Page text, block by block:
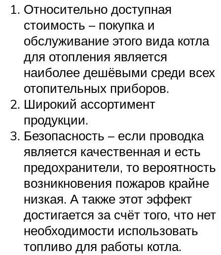
Относительно доступная
стоимость – покупка и
обслуживание этого вида котла
для отопления является
наиболее дешёвыми среди всех
отопительных приборов.
Широкий ассортимент
продукции.
Безопасность – если проводка
является качественная и есть
предохранители, то вероятность
возникновения пожаров крайне
низкая. А также этот эффект
достигается за счёт того, что нет
необходимости использовать
топливо для работы котла.